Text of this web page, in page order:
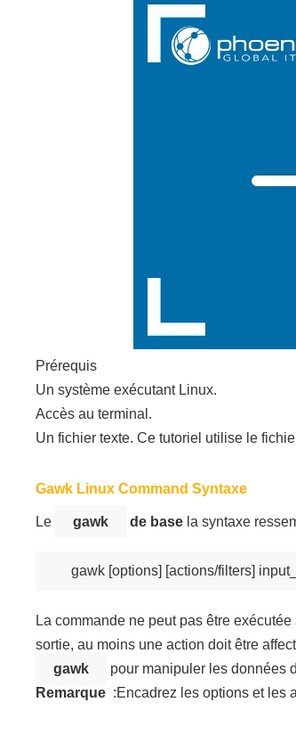
Prérequis
Un système exécutant Linux.
Accès au terminal.
Un fichier texte. Ce tutoriel utilise le
Gawk Linux Command Syntaxe
Le gawk de base la syntaxe
gawk [options] [actions/filters]
La commande ne peut pas être
sortie, au moins une action doit être
gawk
pour manipuler les données
Remarque :Encadrez les options et les